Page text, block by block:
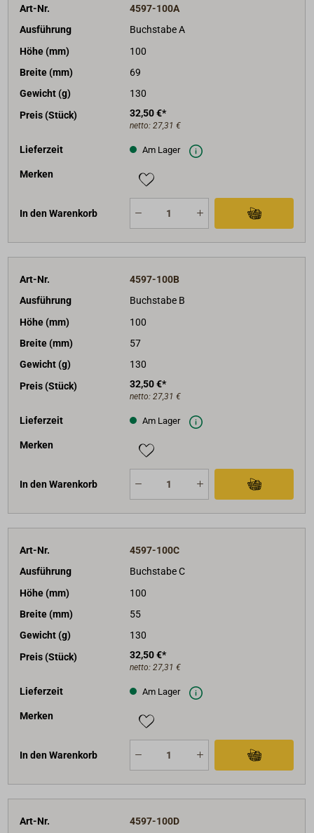
Art-Nr.
4597-100A
Ausführung
Buchstabe A
Höhe (mm)
100
Breite (mm)
69
Gewicht (g)
130
Preis (Stück)
32,50 €*
netto: 27,31 €
Lieferzeit Am Lager
Merken
In den Warenkorb
Art-Nr.
4597-100B
Ausführung
Buchstabe B
Höhe (mm)
100
Breite (mm)
57
Gewicht (g)
130
Preis (Stück)
32,50 €*
netto: 27,31 €
Lieferzeit Am Lager
Merken
In den Warenkorb
Art-Nr.
4597-100C
Ausführung
Buchstabe C
Höhe (mm)
100
Breite (mm)
55
Gewicht (g)
130
Preis (Stück)
32,50 €*
netto: 27,31 €
Lieferzeit Am Lager
Merken
In den Warenkorb
Art-Nr.
4597-100D